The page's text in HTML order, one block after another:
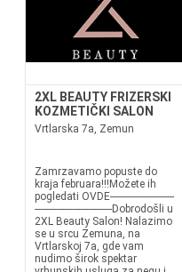
2XL BEAUTY FRIZERSKI
KOZMETIČKI SALON
Vrtlarska 7a, Zemun
Zamrzavamo popuste do
kraja februara!!!Možete ih
pogledati OVDE------------------------
-----------------------------Dobrodošli u
2XL Beauty Salon! Nalazimo
se u srcu Zemuna, na
Vrtlarskoj 7a, gde vam
nudimo širok spektar